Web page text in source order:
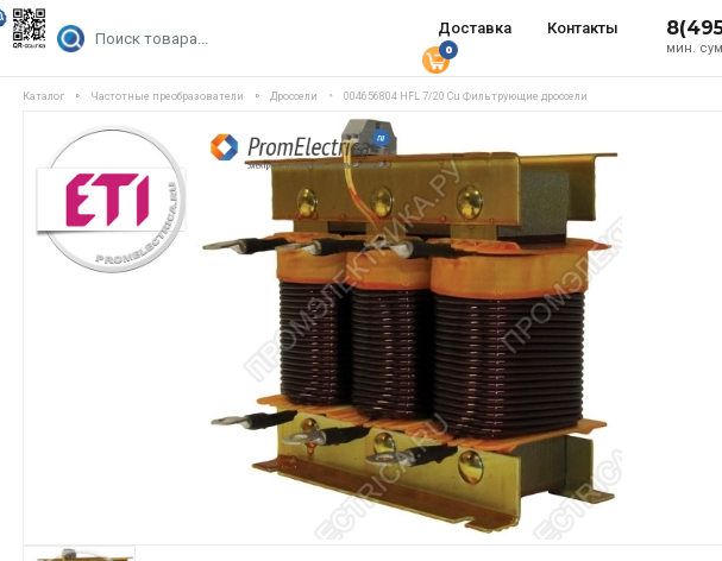
Доставка Контакты
мин.
0
Каталог Частотные преобразователи Дроссели 004656804 HFL 7/20 Cu Фильтрующие дроссели